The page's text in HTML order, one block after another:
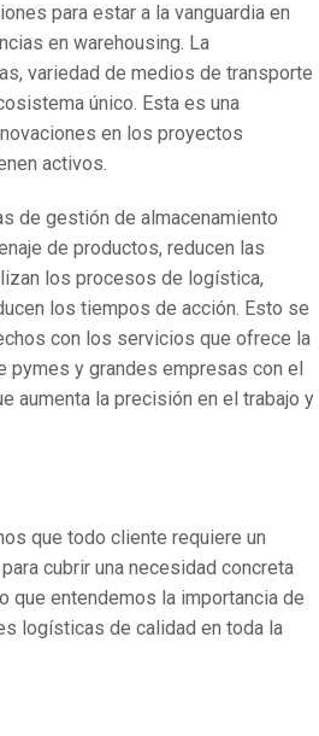
para estar a la vanguardia en
en warehousing. La
variedad de medios de transporte
único. Esta es una
en los proyectos
activos.
de gestión de almacenamiento
de productos, reducen las
los procesos de logística,
los tiempos de acción. Esto se
con los servicios que ofrece la
pymes y grandes empresas con el
aumenta la precisión en el trabajo y
que todo cliente requiere un
cubrir una necesidad concreta
que entendemos la importancia de
logísticas de calidad en toda la